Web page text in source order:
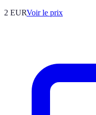
2 EURVoir le prix